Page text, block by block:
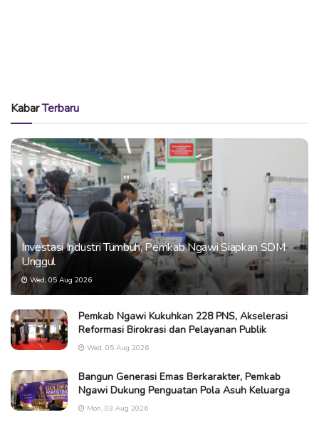
KabarTerbaru
Investasi Industri Tumbuh, Pemkab Ngawi Siapkan SDM
Unggul
Wed, 05 Aug 2026
Pemkab Ngawi Kukuhkan 228 PNS, Akselerasi
Reformasi Birokrasi dan Pelayanan Publik
Wed, 05 Aug 2026
Bangun Generasi Emas Berkarakter, Pemkab
Ngawi Dukung Penguatan Pola Asuh Keluarga
Mon, 03 Aug 2026